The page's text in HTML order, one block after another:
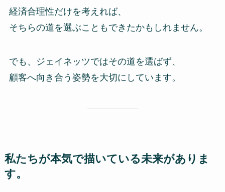
経済合理性だけを考えれば、
そちらの道を選ぶこともできたかもしれません。
でも、ジェイネッツではその道を選ばず、
顧客へ向き合う姿勢を大切にしています。
私たちが本気で描いている未来がありま
す。